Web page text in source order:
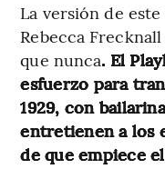
La versión de
Rebecca
que nunca. El
esfuerzo para
1929, con
entretienen a los
de que empiece